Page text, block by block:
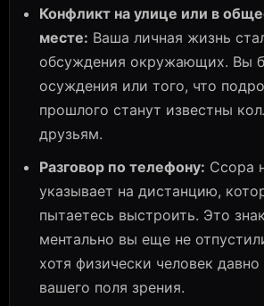
Конфликт на улице или в
месте: Ваша личная жизнь
обсуждения окружающих. Вы
осуждения или того, что
прошлого станут известны
друзьям.
Разговор по телефону: Ссора
указывает на дистанцию,
пытаетесь выстроить. Это
ментально вы еще не
хотя физически человек давно
вашего поля зрения.